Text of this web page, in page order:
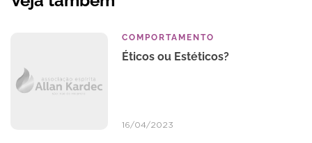
COMPORTAMENTO
Éticos ou Estéticos?
16/04/2023